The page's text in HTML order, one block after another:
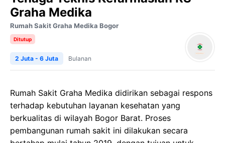
Graha Medika
Rumah Sakit Graha Medika Bogor
Ditutup
2 Juta - 6 Juta Bulanan
Rumah Sakit Graha Medika didirikan sebagai respons
terhadap kebutuhan layanan kesehatan yang
berkualitas di wilayah Bogor Barat. Proses
pembangunan rumah sakit ini dilakukan secara